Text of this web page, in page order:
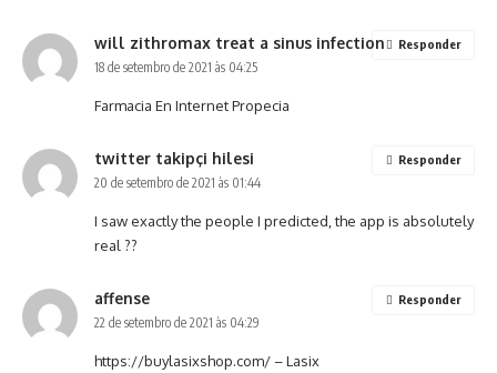
will zithromax treat a sinus infection
18 de setembro de 2021 às 04:25
Farmacia En Internet Propecia
Responder
twitter takipçi hilesi
20 de setembro de 2021 às 01:44
I saw exactly the people I predicted, the app is absolutely
real ??
Responder
affense
22 de setembro de 2021 às 04:29
https://buylasixshop.com/– Lasix
Responder